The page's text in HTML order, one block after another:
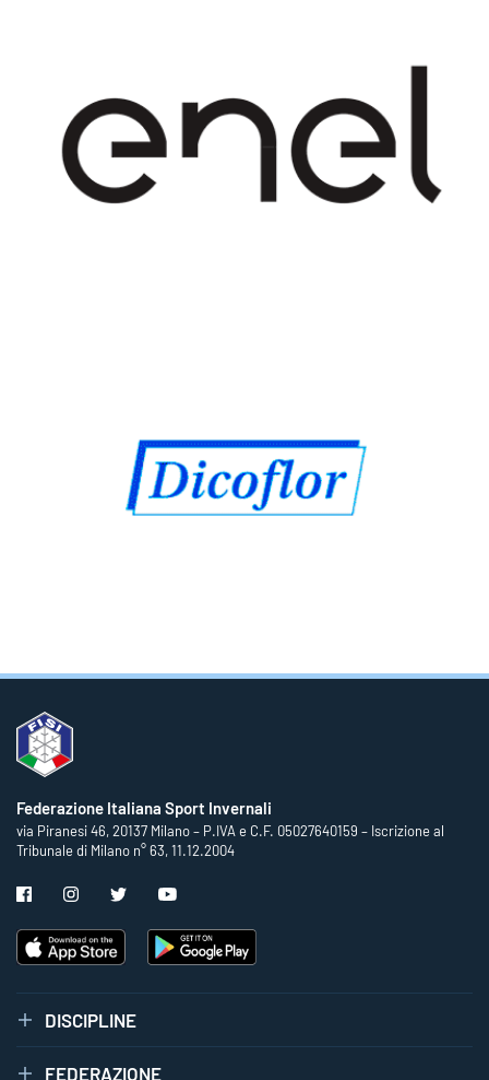
Federazione Italiana Sport Invernali
via Piranesi 46, 20137 Milano – P.IVA e C.F. 05027640159 – Iscrizione al
Tribunale di Milano n° 63, 11.12.2004
DISCIPLINE
FEDERAZIONE